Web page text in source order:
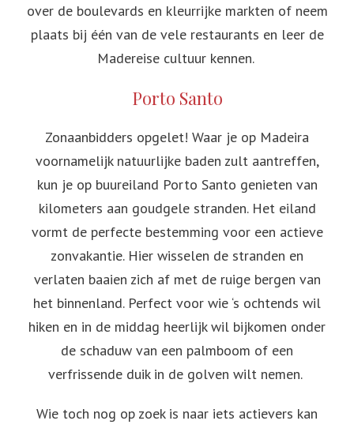
over de boulevards en kleurrijke markten of neem
plaats bij één van de vele restaurants en leer de
Madereise cultuur kennen.
Porto Santo
Zonaanbidders opgelet! Waar je op Madeira
voornamelijk natuurlijke baden zult aantreffen,
kun je op buureiland Porto Santo genieten van
kilometers aan goudgele stranden. Het eiland
vormt de perfecte bestemming voor een actieve
zonvakantie. Hier wisselen de stranden en
verlaten baaien zich af met de ruige bergen van
het binnenland. Perfect voor wie ‘s ochtends wil
hiken en in de middag heerlijk wil bijkomen onder
de schaduw van een palmboom of een
verfrissende duik in de golven wilt nemen.
Wie toch nog op zoek is naar iets actievers kan